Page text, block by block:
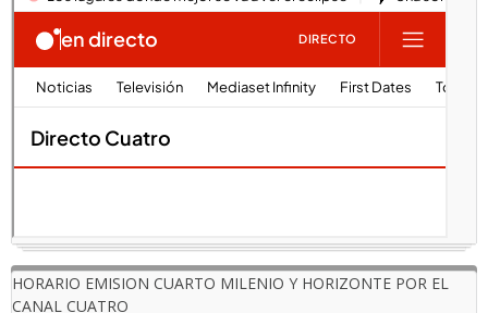
HORARIO EMISION CUARTO MILENIO Y HORIZONTE POR EL
CANAL CUATRO